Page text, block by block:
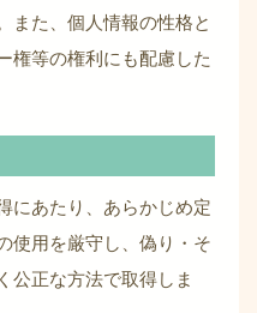
また、個人情報の性格と
権等の権利にも配慮した
にあたり、あらかじめ定
使用を厳守し、偽り・そ
公正な方法で取得しま